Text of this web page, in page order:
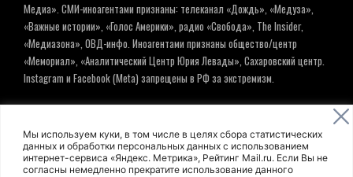
Мы используем куки, в том числе в целях сбора статистических
данных и обработки персональных данных с использованием
интернет-сервиса «Яндекс. Метрика», Рейтинг Mail.ru. Если Вы не
согласны немедленно прекратите использование данного
Медиа». СМИ-иноагентами признаны: телеканал «Дождь», «Медуза»,
«Важные истории», «Голос Америки», радио «Свобода», The Insider,
«Медиазона», ОВД-инфо. Иноагентами признаны общество/центр
«Мемориал», «Аналитический Центр Юрия Левады», Сахаровский центр.
Instagram и Facebook (Metа) запрещены в РФ за экстремизм.
© ИНФОРМАЦИОННОЕ АГЕНТСТВО ЕЛЬ
Политика обработки персональных данных